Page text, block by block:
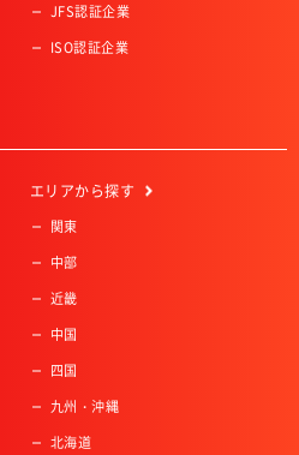
JFS認証企業
ISO認証企業
エリアから探す
関東
中部
近畿
中国
四国
九州・沖縄
北海道